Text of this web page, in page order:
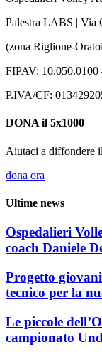
Palestra LABS | Via
(zona Riglione-
FIPAV:
P.IVA/CF:
DONA il 5x1000
Aiutaci a diffondere
dona ora
Ultime news
Ospedalieri
coach Daniele
Progetto
tecnico per la
Le piccole
campionato